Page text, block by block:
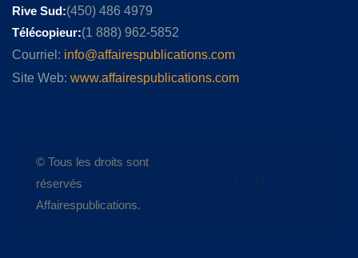
Rive Sud:(450) 486 4979
Télécopieur:(1 888) 962-5852
Courriel: info@affairespublications.com
Site Web: www.affairespublications.com
© Tous les droits sont
réservés
Affairespublications.